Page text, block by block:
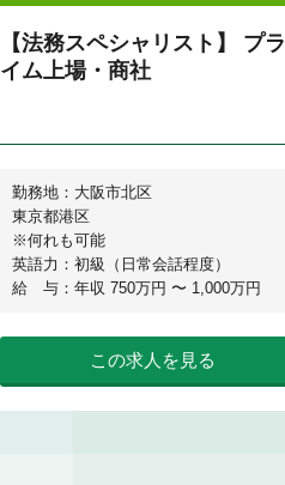
【法務スペシャリスト】 プラ
イム上場・商社
勤務地：大阪市北区
東京都港区
※何れも可能
英語力：初級（日常会話程度）
給 与：年収 750万円 〜 1,000万円
この求人を見る